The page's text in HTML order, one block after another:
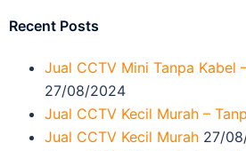
Recent Posts
Jual CCTV Mini Tanpa Kabel
27/08/2024
Jual CCTV Kecil Murah –
Jual CCTV Kecil Murah 27/